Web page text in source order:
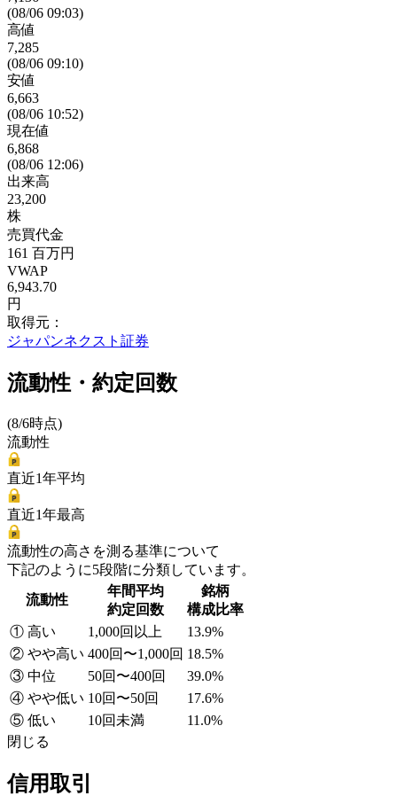
(08/06 09:03)
高値
7,285
(08/06 09:10)
安値
6,663
(08/06 10:52)
現在値
6,868
(08/06 12:06)
出来高
23,200
株
売買代金
161 百万円
VWAP
6,943.70
円
取得元：
ジャパンネクスト証券
流動性・約定回数
(8/6時点)
流動性
直近1年平均
直近1年最高
流動性の高さを測る基準について
下記のように5段階に分類しています。
流動性
年間平均
約定回数
銘柄
構成比率
① 高い
1,000回以上
13.9%
② やや高い 400回〜1,000回 18.5%
③ 中位
50回〜400回
39.0%
④ やや低い 10回〜50回
17.6%
⑤ 低い
10回未満
11.0%
閉じる
信用取引